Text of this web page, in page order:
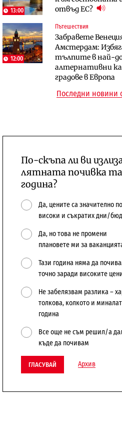
13:00
отвъд ЕС?
12:00
Пътешествия
Забравете
Амстердам:
тълпите в най-
алтернативни
градове в Европа
откажат напълно
Пазар на труда
Пазарът на
да се охлажда, а
дърпат надолу
керосин
Компании
Интервю |
иновация идва от
на реални
потребителите
Последни новини
По-скъпа ли ви
лятната почивка
година?
Да, цените са значително
високи и съкратих дни/
Да, но това не промени
плановете ми за
Тази година няма да
точно заради високите
Не забелязвам разлика –
толкова, колкото и
година
Все още не съм решил/а
къде да почивам
ГЛАСУВАЙ Архив